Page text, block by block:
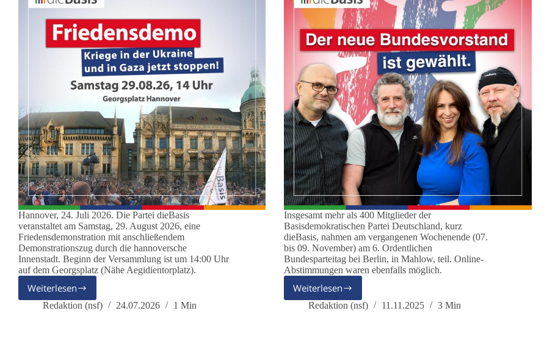
Hannover, 24. Juli 2026. Die Partei dieBasis
veranstaltet am Samstag, 29. August 2026, eine
Friedensdemonstration mit anschließendem
Demonstrationszug durch die hannoversche
Innenstadt. Beginn der Versammlung ist um 14:00 Uhr
auf dem Georgsplatz (Nähe Aegidientorplatz).
Weiterlesen
Partei
dieBasis
Redaktion (nsf) 24.07.2026 1 Min
Insgesamt mehr als 400 Mitglieder der
Basisdemokratischen Partei Deutschland, kurz
dieBasis, nahmen am vergangenen Wochenende (07.
bis 09. November) am 6. Ordentlichen
Bundesparteitag bei Berlin, in Mahlow, teil. Online-
Abstimmungen waren ebenfalls möglich.
Weiterlesen
dieBasis
–
Redaktion (nsf) 11.11.2025 3 Min